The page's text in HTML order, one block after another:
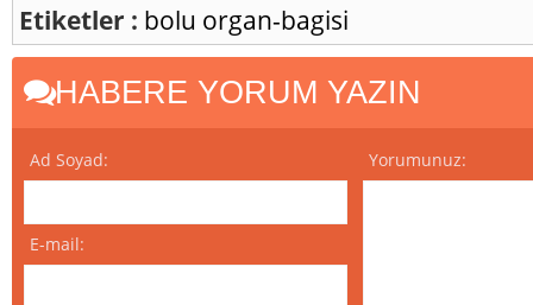
Etiketler : bolu organ-bagisi
HABERE YORUM YAZIN
Ad Soyad:
E-mail:
Yorumunuz: